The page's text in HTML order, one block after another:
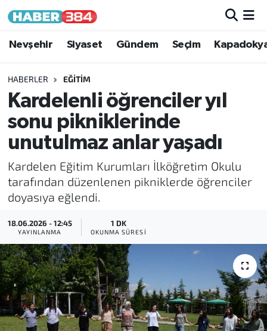
Nevşehir Siyaset Gündem Seçim
HABERLER EĞITIM
Kardelenli öğrenciler yıl
sonu pikniklerinde
unutulmaz anlar yaşadı
Kardelen Eğitim Kurumları İlköğretim Okulu
tarafından düzenlenen pikniklerde öğrenciler
doyasıya eğlendi.
18.06.2026 - 12:45
YAYINLANMA
1 DK
OKUNMA SÜRESI
Nöbetçi Eczaneler
Hava Durumu
Trafik Durumu
Süper Lig Puan Durumu ve Fikstür
Tüm Manşetler
Son Dakika Haberleri
Haber Arşivi